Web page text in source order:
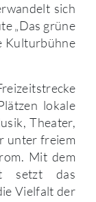
sich
„Das grüne
Kulturbühne
lokale
Theater,
unter freiem
Mit dem
setzt das
Vielfalt der